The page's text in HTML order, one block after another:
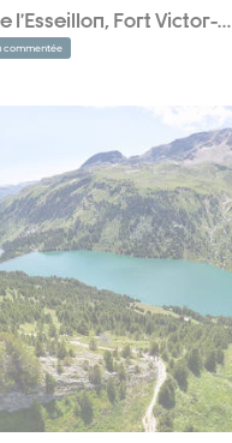
l’Esseillon, Fort Victor-…
commentée